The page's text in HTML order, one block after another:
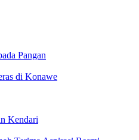
Pangan
di Konawe
Kendari